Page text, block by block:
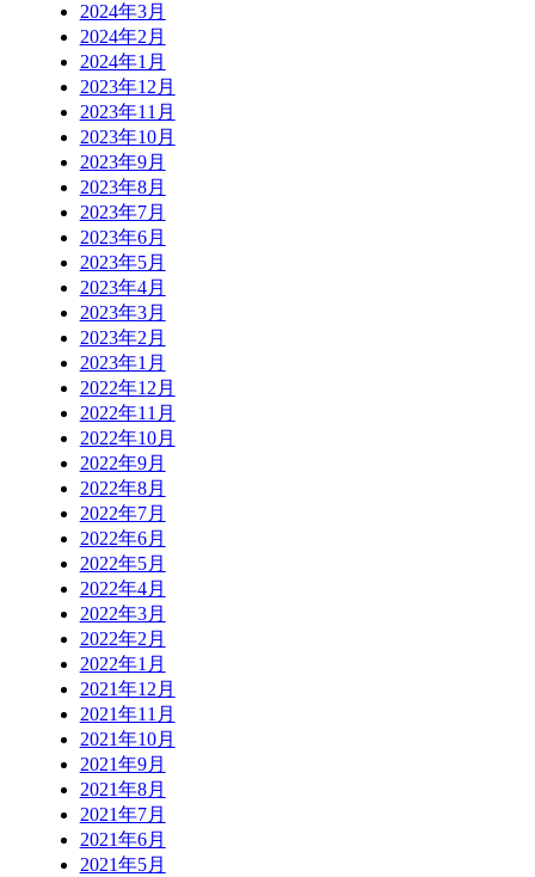
2024年3月
2024年2月
2024年1月
2023年12月
2023年11月
2023年10月
2023年9月
2023年8月
2023年7月
2023年6月
2023年5月
2023年4月
2023年3月
2023年2月
2023年1月
2022年12月
2022年11月
2022年10月
2022年9月
2022年8月
2022年7月
2022年6月
2022年5月
2022年4月
2022年3月
2022年2月
2022年1月
2021年12月
2021年11月
2021年10月
2021年9月
2021年8月
2021年7月
2021年6月
2021年5月